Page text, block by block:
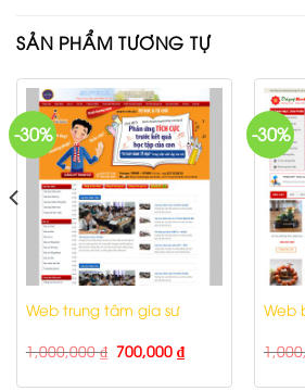
SẢN PHẨM TƯƠNG TỰ
-30%
Web trung tâm gia sư
1,000,000₫ 700,000 ₫
-30%
Web